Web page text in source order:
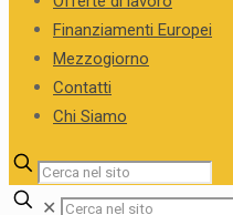
Finanziamenti Europei
Mezzogiorno
Contatti
Chi Siamo
✕